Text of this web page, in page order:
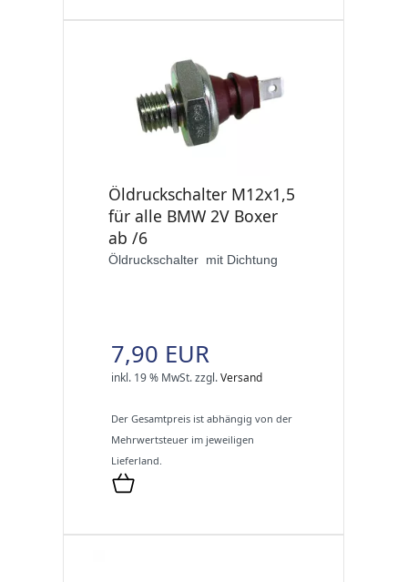
Öldruckschalter M12x1,5
für alle BMW 2V Boxer
ab /6
Öldruckschalter mit Dichtung
7,90 EUR
inkl. 19 % MwSt.zzgl.Versand
Der Gesamtpreis ist abhängig von der
Mehrwertsteuer im jeweiligen
Lieferland.